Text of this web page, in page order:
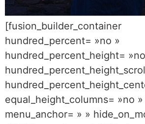
[fusion_builder_container
hundred_percent= »no »
hundred_percent_height=
equal_height_columns= »no »
menu_anchor= » »